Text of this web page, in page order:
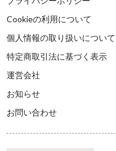
Cookieの利用について
個人情報の取り扱いについて
特定商取引法に基づく表示
運営会社
お知らせ
お問い合わせ